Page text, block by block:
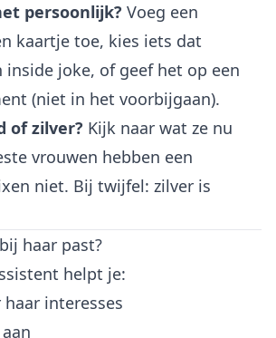
persoonlijk? Voeg een
kaartje toe, kies iets dat
inside joke, of geef het op een
(niet in het voorbijgaan).
of zilver? Kijk naar wat ze nu
vrouwen hebben een
niet. Bij twijfel: zilver is
haar past?
helpt je:
interesses